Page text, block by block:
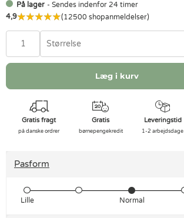
På lager - Sendes indenfor 24 timer
4,9
(12500 shopanmeldelser)
Størrelse
Læg i kurv
Gratis fragt
på danske ordrer
Gratis
børnepengekredit
Leveringstid
1-2 arbejdsdage
Pasform
Lille Normal